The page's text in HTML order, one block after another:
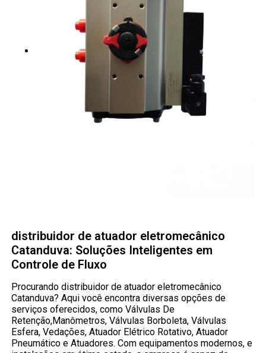
distribuidor de atuador eletromecânico
Catanduva: Soluções Inteligentes em
Controle de Fluxo
Procurando distribuidor de atuador eletromecânico
Catanduva? Aqui você encontra diversas opções de
serviços oferecidos, como Válvulas De
Retenção,Manômetros, Válvulas Borboleta, Válvulas
Esfera, Vedações, Atuador Elétrico Rotativo, Atuador
Pneumático e Atuadores. Com equipamentos modernos, e